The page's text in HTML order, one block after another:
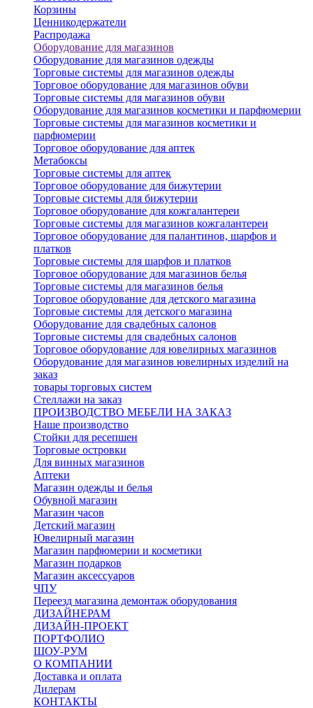
Корзины
Ценникодержатели
Распродажа
Оборудование для магазинов
Оборудование для магазинов одежды
Торговые системы для магазинов одежды
Торговое оборудование для магазинов обуви
Торговые системы для магазинов обуви
Оборудование для магазинов косметики и парфюмерии
Торговые системы для магазинов косметики и
парфюмерии
Торговое оборудование для аптек
Метабоксы
Торговые системы для аптек
Торговое оборудование для бижутерии
Торговые системы для бижутерии
Торговое оборудование для кожгалантереи
Торговые системы для магазинов кожгалантереи
Торговое оборудование для палантинов, шарфов и
платков
Торговые системы для шарфов и платков
Торговое оборудование для магазинов белья
Торговые системы для магазинов белья
Торговое оборудование для детского магазина
Торговые системы для детского магазина
Оборудование для свадебных салонов
Торговые системы для свадебных салонов
Торговое оборудование для ювелирных магазинов
Оборудование для магазинов ювелирных изделий на
заказ
товары торговых систем
Стеллажи на заказ
ПРОИЗВОДСТВО МЕБЕЛИ НА ЗАКАЗ
Наше производство
Стойки для ресепшен
Торговые островки
Для винных магазинов
Аптеки
Магазин одежды и белья
Обувной магазин
Магазин часов
Детский магазин
Ювелирный магазин
Магазин парфюмерии и косметики
Магазин подарков
Магазин аксессуаров
ЧПУ
Переезд магазина демонтаж оборудования
ДИЗАЙНЕРАМ
ДИЗАЙН-ПРОЕКТ
ПОРТФОЛИО
ШОУ-РУМ
О КОМПАНИИ
Доставка и оплата
Дилерам
КОНТАКТЫ